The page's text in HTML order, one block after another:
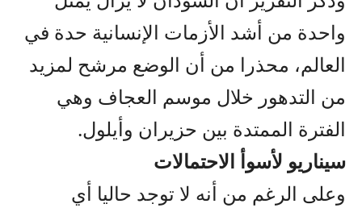
واحدة من أشد الأزمات الإنسانية حدة في
العالم، محذرا من أن الوضع مرشح لمزيد
من التدهور خلال موسم العجاف وهي
الفترة الممتدة بين حزيران وأيلول.
سيناريو لأسوأ الاحتمالات
وعلى الرغم من أنه لا توجد حاليا أي